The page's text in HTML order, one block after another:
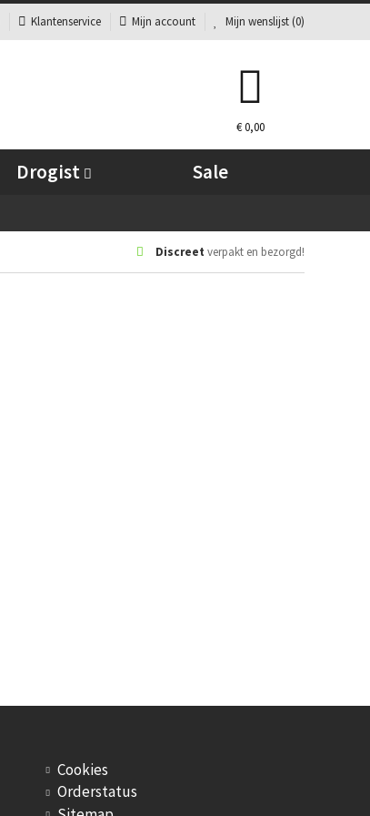
Klantenservice Mijn account Mijn wenslijst (0)
€ 0,00
Drogist Sale
Discreet verpakt en bezorgd!
Cookies
Orderstatus